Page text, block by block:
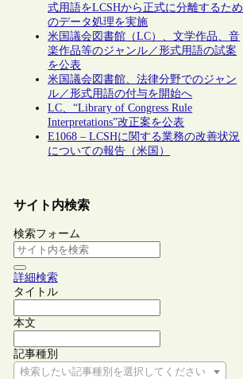
式用語をLCSHから正式に分離するため
のデータ処理を実施
米国議会図書館（LC）、文学作品、音
楽作品等のジャンル／形式用語の試案
を公表
米国議会図書館、法律分野でのジャン
ル／形式用語の付与を開始へ
LC、“Library of Congress Rule
Interpretations”改正案を公表
E1068 – LCSHに関する業務の改善状況
についての報告（米国）
サイト内検索
検索フォーム
詳細検索
タイトル
本文
記事種別
検索したい記事種別を選択してください